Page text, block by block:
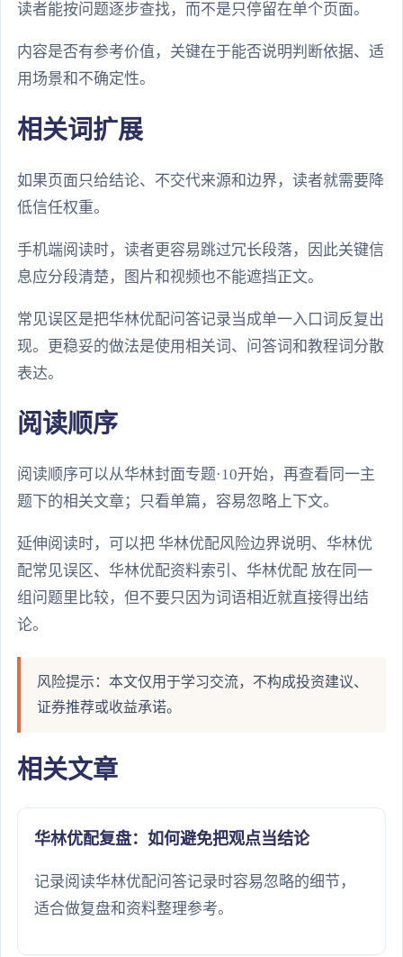
读者能按问题逐步查找，而不是只停留在单个页面。
内容是否有参考价值，关键在于能否说明判断依据、适
用场景和不确定性。
相关词扩展
如果页面只给结论、不交代来源和边界，读者就需要降
低信任权重。
手机端阅读时，读者更容易跳过冗长段落，因此关键信
息应分段清楚，图片和视频也不能遮挡正文。
常见误区是把华林优配问答记录当成单一入口词反复出
现。更稳妥的做法是使用相关词、问答词和教程词分散
表达。
阅读顺序
阅读顺序可以从华林封面专题·10开始，再查看同一主
题下的相关文章；只看单篇，容易忽略上下文。
延伸阅读时，可以把 华林优配风险边界说明、华林优
配常见误区、华林优配资料索引、华林优配 放在同一
组问题里比较，但不要只因为词语相近就直接得出结
论。
风险提示：本文仅用于学习交流，不构成投资建议、
证券推荐或收益承诺。
相关文章
华林优配复盘：如何避免把观点当结论
记录阅读华林优配问答记录时容易忽略的细节，
适合做复盘和资料整理参考。